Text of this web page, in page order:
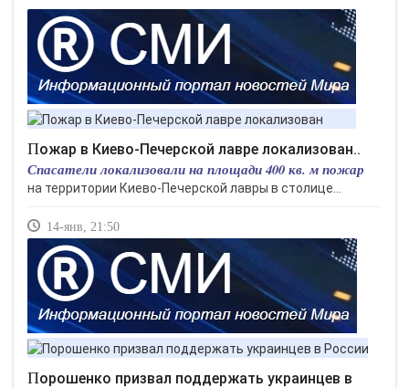
Пожар в Киево-Печерской лавре локализован..
Спасатели локализовали на площади 400 кв. м пожар
на территории Киево-Печерской лавры в столице...
14-янв, 21:50
Порошенко призвал поддержать украинцев в